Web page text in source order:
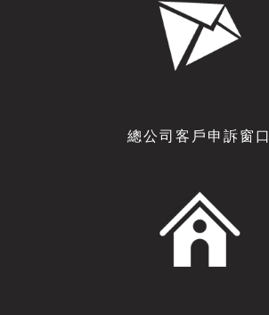
總公司客戶申訴窗口